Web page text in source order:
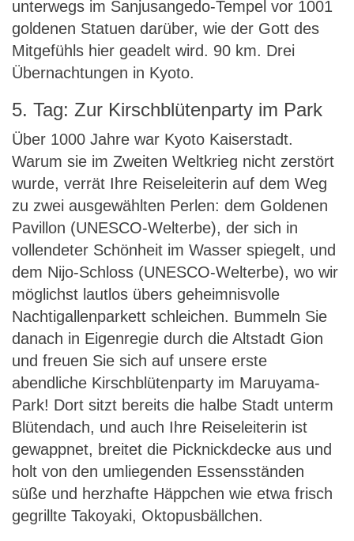
unterwegs im Sanjusangedo-Tempel vor 1001
goldenen Statuen darüber, wie der Gott des
Mitgefühls hier geadelt wird. 90 km. Drei
Übernachtungen in Kyoto.
5. Tag: Zur Kirschblütenparty im Park
Über 1000 Jahre war Kyoto Kaiserstadt.
Warum sie im Zweiten Weltkrieg nicht zerstört
wurde, verrät Ihre Reiseleiterin auf dem Weg
zu zwei ausgewählten Perlen: dem Goldenen
Pavillon (UNESCO-Welterbe), der sich in
vollendeter Schönheit im Wasser spiegelt, und
dem Nijo-Schloss (UNESCO-Welterbe), wo wir
möglichst lautlos übers geheimnisvolle
Nachtigallenparkett schleichen. Bummeln Sie
danach in Eigenregie durch die Altstadt Gion
und freuen Sie sich auf unsere erste
abendliche Kirschblütenparty im Maruyama-
Park! Dort sitzt bereits die halbe Stadt unterm
Blütendach, und auch Ihre Reiseleiterin ist
gewappnet, breitet die Picknickdecke aus und
holt von den umliegenden Essensständen
süße und herzhafte Häppchen wie etwa frisch
gegrillte Takoyaki, Oktopusbällchen.